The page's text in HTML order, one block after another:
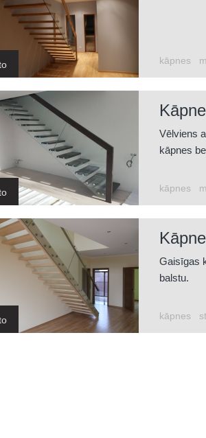
kāpnes
Vēlviens
kāpnes
kāpnes
Gaisīgas
balstu.
kāpnes